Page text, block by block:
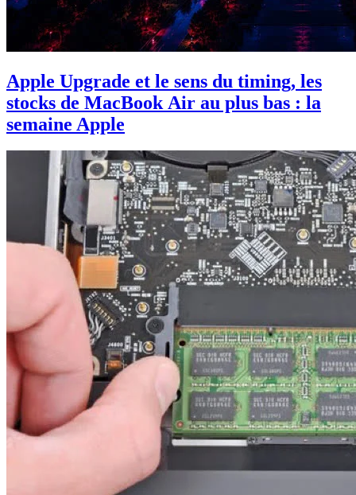
Apple Upgrade et le sens du timing, les
stocks de MacBook Air au plus bas : la
semaine Apple